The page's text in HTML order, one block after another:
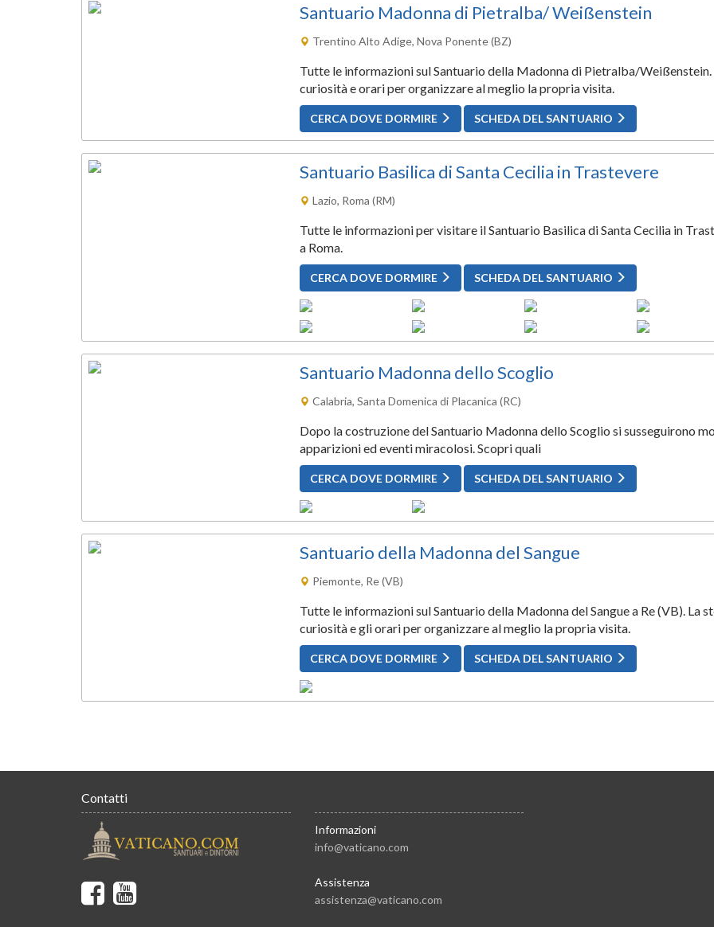
Santuario Madonna di Pietralba/ Weißenstein
Trentino Alto Adige, Nova Ponente (BZ)
Tutte le informazioni sul Santuario della Madonna di Pietralba/Weißenstein.
curiosità e orari per organizzare al meglio la propria visita.
CERCA DOVE DORMIRE SCHEDA DEL SANTUARIO
Santuario Basilica di Santa Cecilia in Trastevere
Lazio, Roma (RM)
Tutte le informazioni per visitare il Santuario Basilica di Santa Cecilia in
a Roma.
CERCA DOVE DORMIRE SCHEDA DEL SANTUARIO
Santuario Madonna dello Scoglio
Calabria, Santa Domenica di Placanica (RC)
Dopo la costruzione del Santuario Madonna dello Scoglio si susseguirono
apparizioni ed eventi miracolosi. Scopri quali
CERCA DOVE DORMIRE SCHEDA DEL SANTUARIO
Santuario della Madonna del Sangue
Piemonte, Re (VB)
Tutte le informazioni sul Santuario della Madonna del Sangue a Re (VB). La
curiosità e gli orari per organizzare al meglio la propria visita.
CERCA DOVE DORMIRE SCHEDA DEL SANTUARIO
Contatti
Informazioni
info@vaticano.com
Assistenza
assistenza@vaticano.com